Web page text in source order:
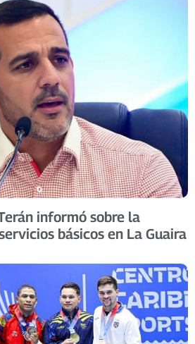
informó sobre la
básicos en La Guaira